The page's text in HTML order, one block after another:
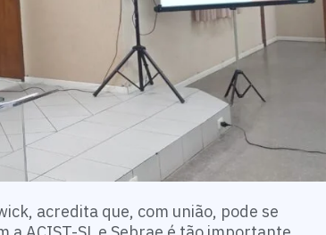
acredita que, com união, pode se